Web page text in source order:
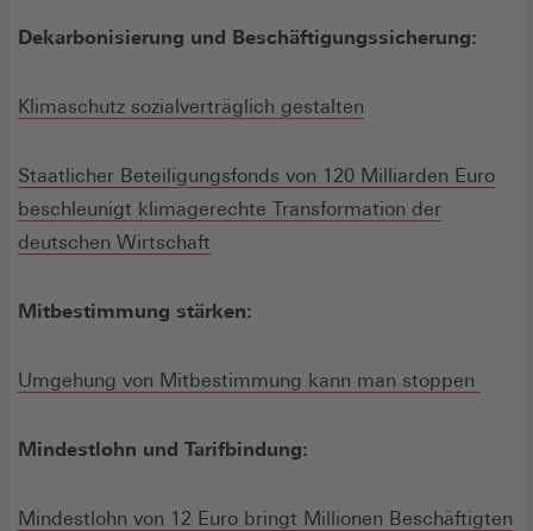
Dekarbonisierung und Beschäftigungssicherung:
Klimaschutz sozialverträglich gestalten
Staatlicher Beteiligungsfonds von 120 Milliarden Euro
beschleunigt klimagerechte Transformation der
deutschen Wirtschaft
Mitbestimmung stärken:
Umgehung von Mitbestimmung kann man stoppen
Mindestlohn und Tarifbindung:
Mindestlohn von 12 Euro bringt Millionen Beschäftigten